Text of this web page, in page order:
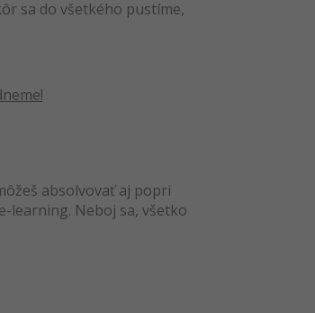
sa do všetkého pustíme,
absolvovať aj popri
learning. Neboj sa, všetko